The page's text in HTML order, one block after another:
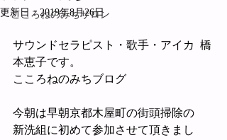
こころねのみちサロン
更新日：2019年8月26日
サウンドセラピスト・歌手・アイカ  橋
本恵子です。
こころねのみちブログ
今朝は早朝京都木屋町の街頭掃除の
新洗組に初めて参加させて頂きまし